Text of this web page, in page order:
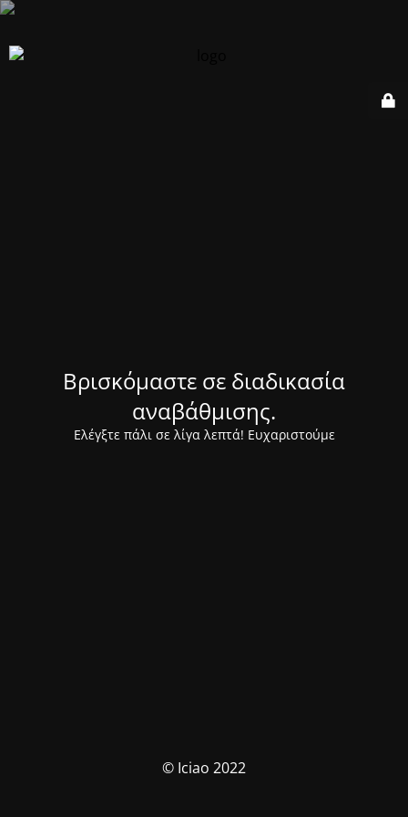
Βρισκόμαστε σε διαδικασία
αναβάθμισης.
Ελέγξτε πάλι σε λίγα λεπτά! Ευχαριστούμε
© Iciao 2022